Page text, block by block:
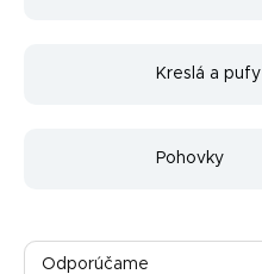
Kreslá a pufy
Pohovky
R
Odporúčame